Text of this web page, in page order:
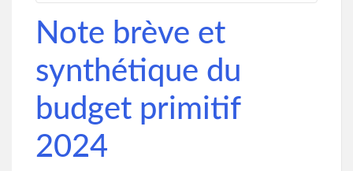
Note brève et
synthétique du
budget primitif
2024